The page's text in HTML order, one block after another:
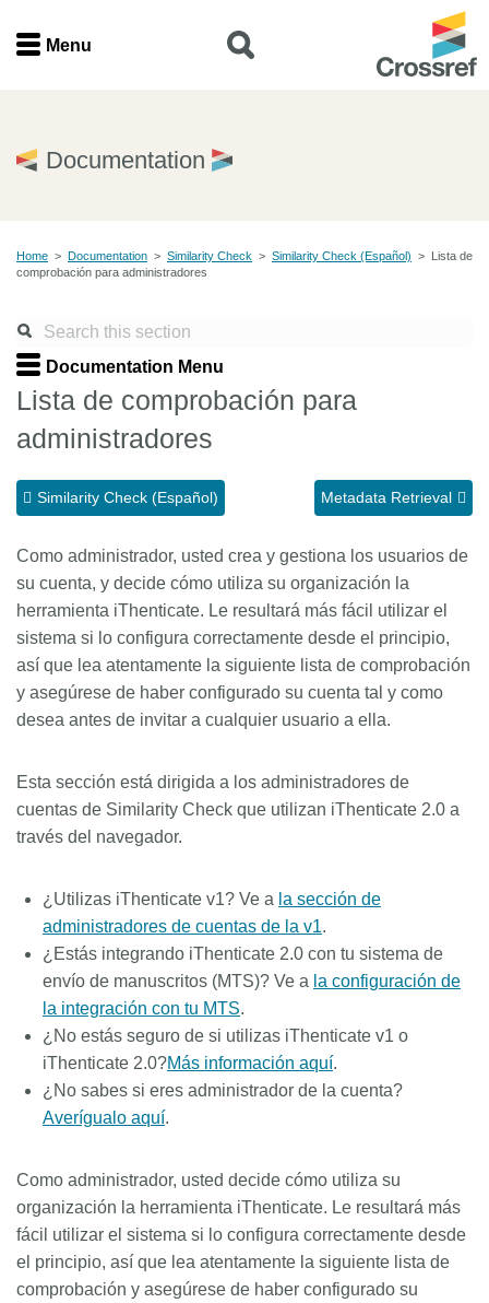
Menu
Documentation
Forum
Blog
Contact
Find a service
Documentation
Menu
Documentation
Home > Documentation > Similarity Check > Similarity Check (Español) > Lista de
comprobación para administradores
Documentation Menu
Lista de comprobación para
administradores
Similarity Check (Español) Metadata Retrieval
Como administrador, usted crea y gestiona los usuarios de
su cuenta, y decide cómo utiliza su organización la
herramienta iThenticate. Le resultará más fácil utilizar el
sistema si lo configura correctamente desde el principio,
así que lea atentamente la siguiente lista de comprobación
y asegúrese de haber configurado su cuenta tal y como
desea antes de invitar a cualquier usuario a ella.
Esta sección está dirigida a los administradores de
cuentas de Similarity Check que utilizan iThenticate 2.0 a
través del navegador.
¿Utilizas iThenticate v1? Ve a la sección de
administradores de cuentas de la v1.
¿Estás integrando iThenticate 2.0 con tu sistema de
envío de manuscritos (MTS)? Ve a la configuración de
la integración con tu MTS.
¿No estás seguro de si utilizas iThenticate v1 o
iThenticate 2.0?Más información aquí.
¿No sabes si eres administrador de la cuenta?
Averígualo aquí.
Como administrador, usted decide cómo utiliza su
organización la herramienta iThenticate. Le resultará más
fácil utilizar el sistema si lo configura correctamente desde
el principio, así que lea atentamente la siguiente lista de
comprobación y asegúrese de haber configurado su